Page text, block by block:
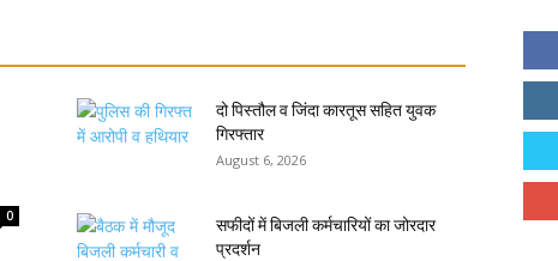
0
दो पिस्तौल व जिंदा कारतूस सहित युवक
गिरफ्तार
August 6, 2026
सफीदों में बिजली कर्मचारियों का जोरदार
प्रदर्शन